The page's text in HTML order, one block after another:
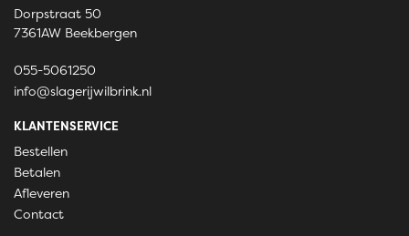
Dorpstraat 50
7361AW Beekbergen
055-5061250
info@slagerijwilbrink.nl
KLANTENSERVICE
Bestellen
Betalen
Afleveren
Contact